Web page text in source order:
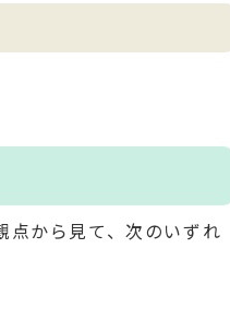
点から見て、次のいずれ